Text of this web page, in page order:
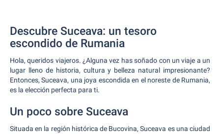
Descubre Suceava: un tesoro
escondido de Rumania
Hola, queridos viajeros. ¿Alguna vez has soñado con un viaje a un
lugar lleno de historia, cultura y belleza natural impresionante?
Entonces, Suceava, una joya escondida en el noreste de Rumania,
es la elección perfecta para ti.
Un poco sobre Suceava
Situada en la región histórica de Bucovina, Suceava es una ciudad